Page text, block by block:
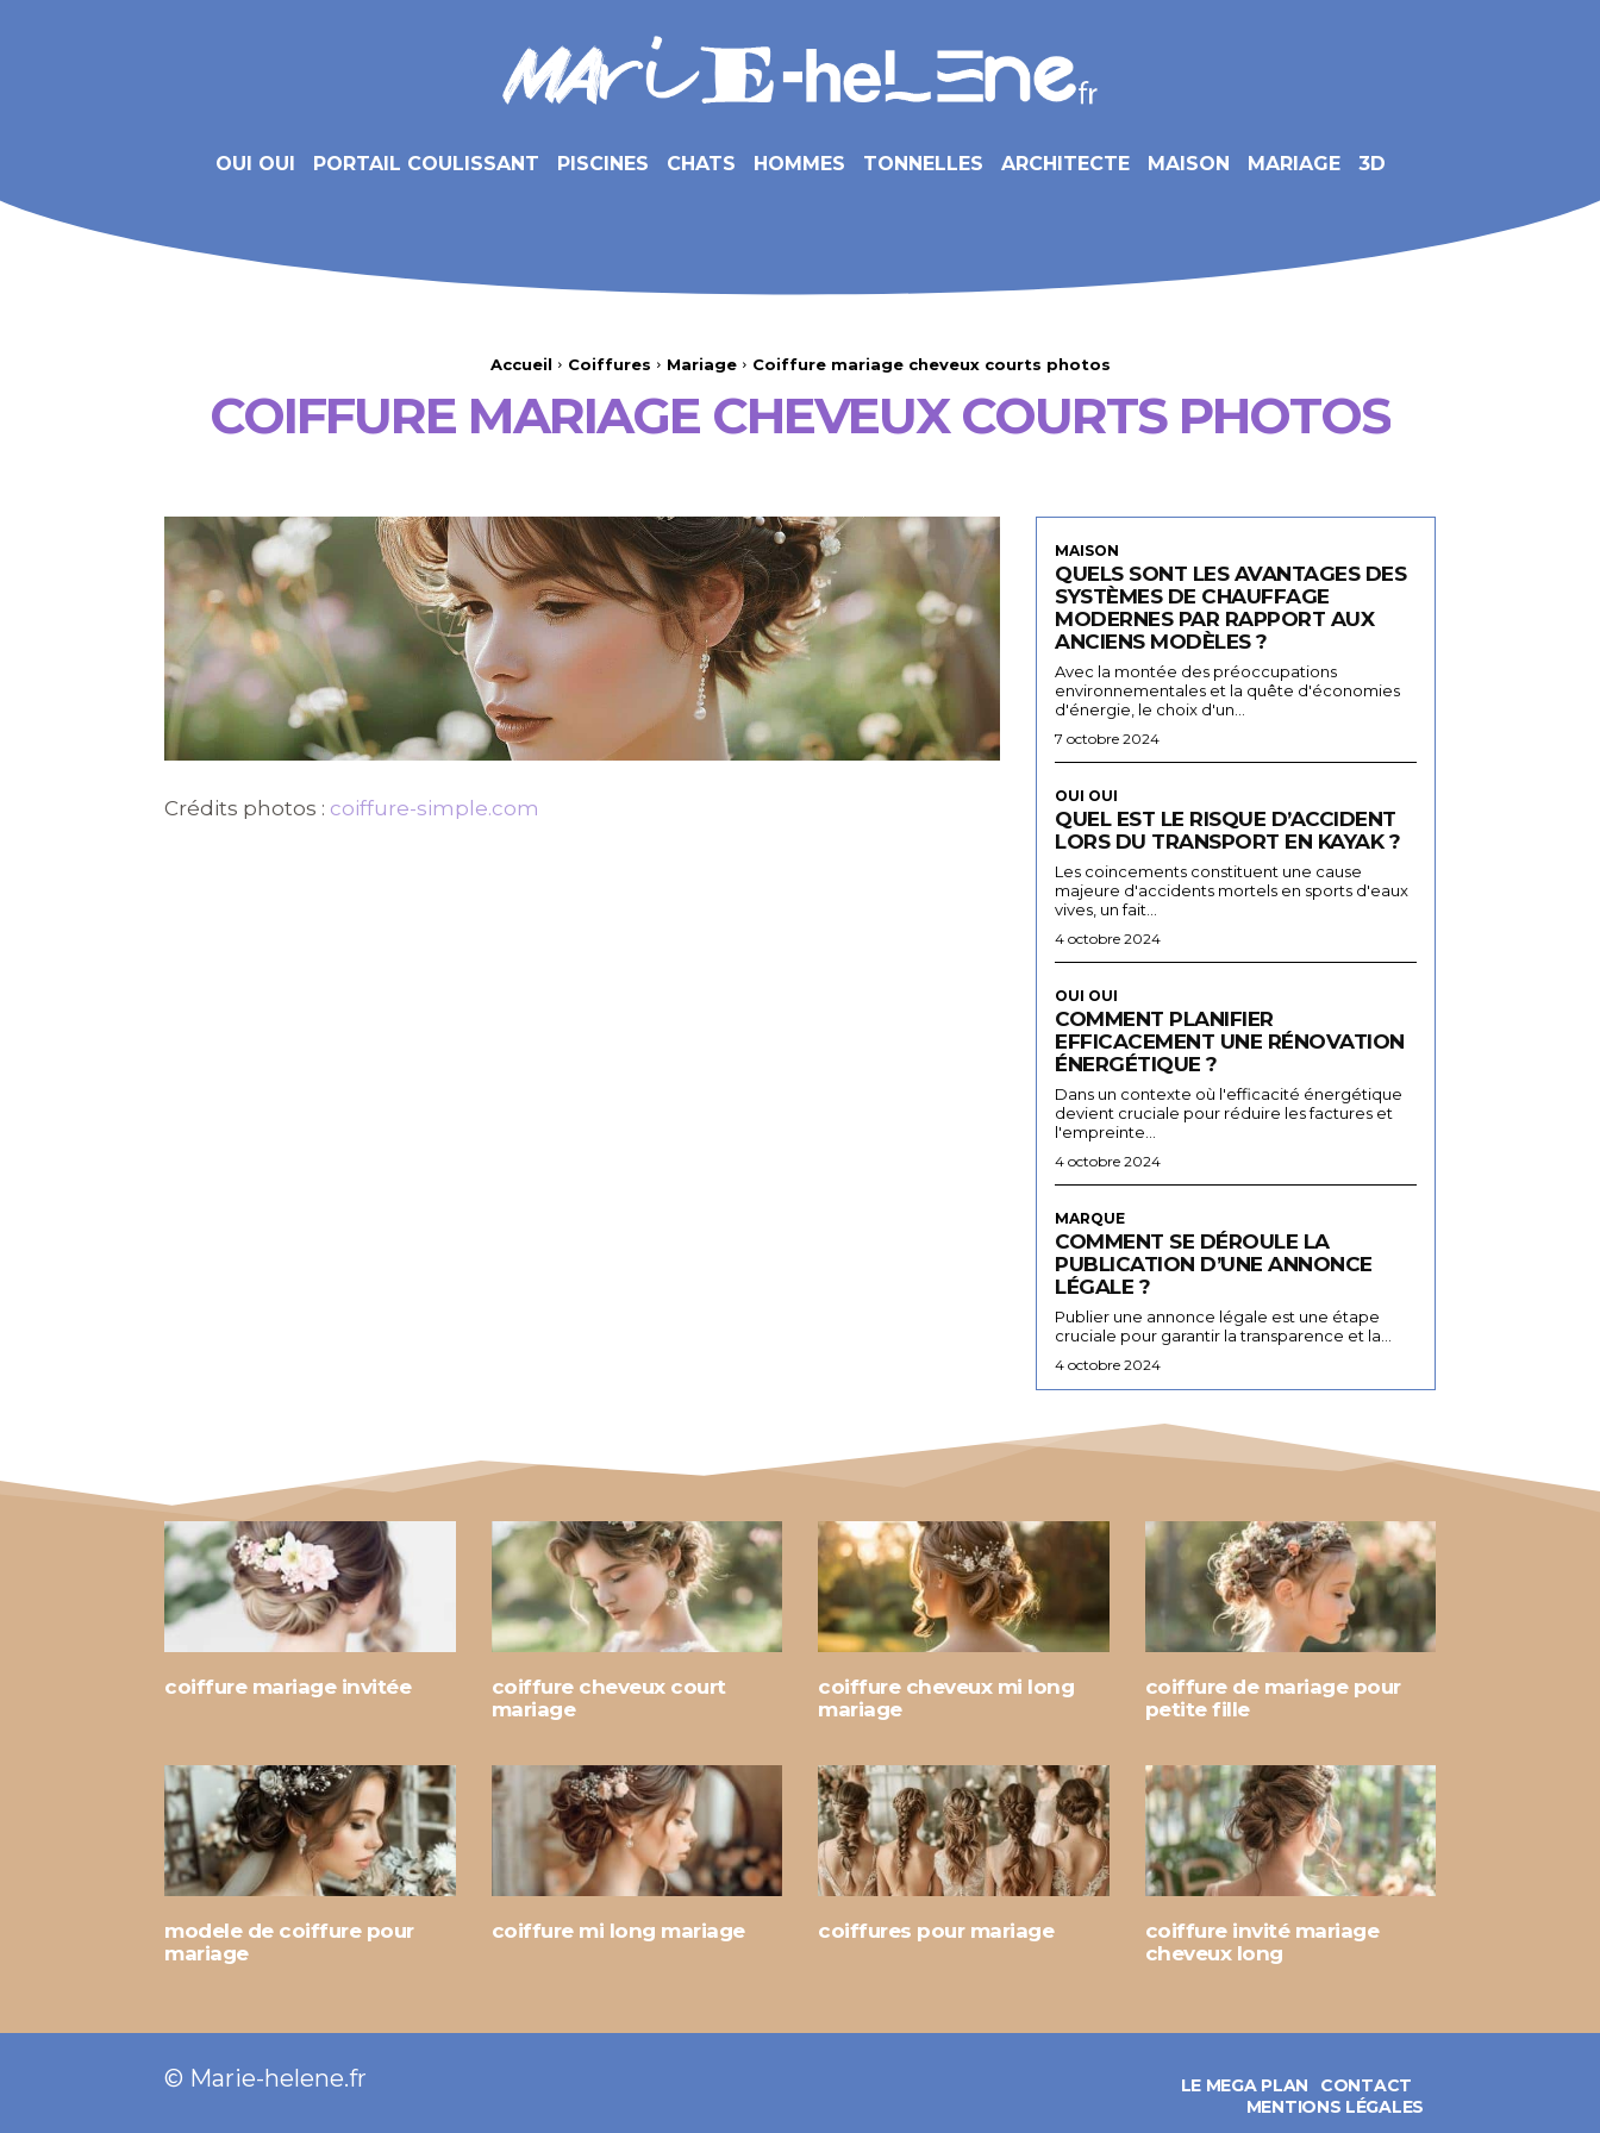
OUI OUI PORTAIL COULISSANT PISCINES CHATS HOMMES TONNELLES ARCHITECTE MAISON MARIAGE 3D
Accueil Coiffures Mariage Coiffure mariage cheveux courts photos
COIFFURE MARIAGE CHEVEUX COURTS PHOTOS
Crédits photos : coiffure-simple.com
MAISON
QUELS SONT LES AVANTAGES DES
SYSTÈMES DE CHAUFFAGE
MODERNES PAR RAPPORT AUX
ANCIENS MODÈLES ?
Avec la montée des préoccupations
environnementales et la quête d'économies
d'énergie, le choix d'un...
7 octobre 2024
OUI OUI
QUEL EST LE RISQUE D’ACCIDENT
LORS DU TRANSPORT EN KAYAK ?
Les coincements constituent une cause
majeure d'accidents mortels en sports d'eaux
vives, un fait...
4 octobre 2024
OUI OUI
COMMENT PLANIFIER
EFFICACEMENT UNE RÉNOVATION
ÉNERGÉTIQUE ?
Dans un contexte où l'efficacité énergétique
devient cruciale pour réduire les factures et
l'empreinte...
4 octobre 2024
MARQUE
COMMENT SE DÉROULE LA
PUBLICATION D’UNE ANNONCE
LÉGALE ?
Publier une annonce légale est une étape
cruciale pour garantir la transparence et la...
4 octobre 2024
coiffure mariage invitée
coiffure cheveux court
mariage
coiffure cheveux mi long
mariage
coiffure de mariage pour
petite fille
modele de coiffure pour
mariage
coiffure mi long mariage coiffures pour mariage
coiffure invité mariage
cheveux long
© Marie-helene.fr LE MEGA PLAN
CONTACT
MENTIONS LÉGALES